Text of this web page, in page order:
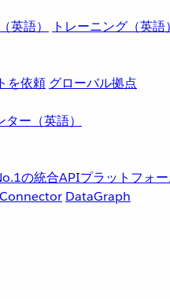
英語） トレーニング（英語）
を依頼 グローバル拠点
ー（英語）
の統合APIプラットフォ
Connector DataGraph